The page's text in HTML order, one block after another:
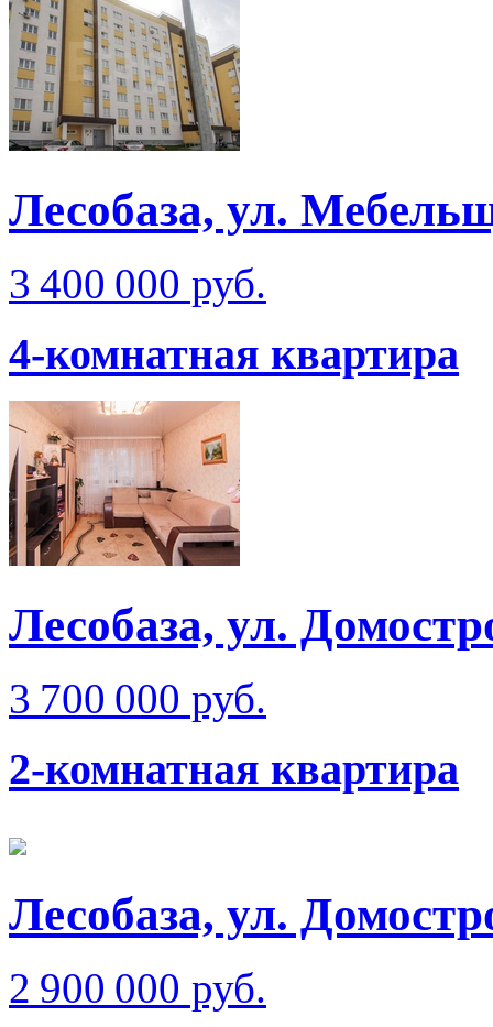
Лесобаза, ул.
3 400 000 руб.
4-комнатная квартира
Лесобаза, ул.
3 700 000 руб.
2-комнатная квартира
Лесобаза, ул.
2 900 000 руб.